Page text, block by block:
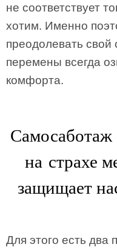
не соответствует
хотим. Именно
преодолевать
перемены всегда
комфорта.
на страхе
защищает
Для этого есть два